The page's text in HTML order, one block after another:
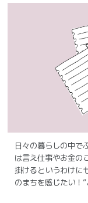
日々の暮らしの中で
は言え仕事やお金の
掛けるというわけに
のまちを感じたい